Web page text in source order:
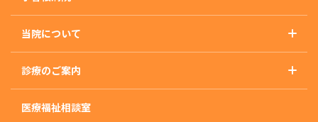
当院について
基本理念
概要・沿革・施設基準
診療のご案内
診療のご案内トップ
精神科
医療福祉相談室